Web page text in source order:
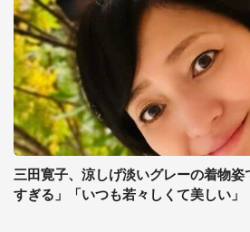
三田寛子、涼しげ淡いグレーの着物姿
すぎる」「いつも若々しくて美しい」